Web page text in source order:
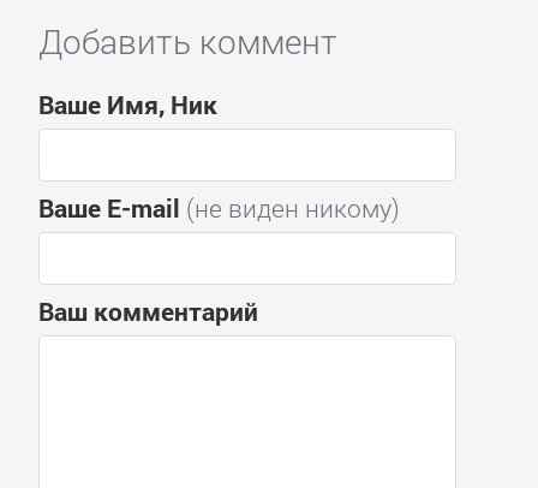
Добавить коммент
Ваше Имя, Ник
Ваше E-mail (не виден никому)
Ваш комментарий